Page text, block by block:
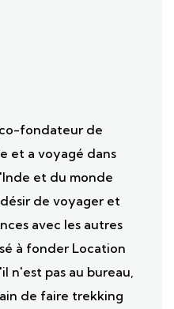
fondateur de
et a voyagé dans
et du monde
de voyager et
avec les autres
à fonder Location
n'est pas au bureau,
de faire trekking